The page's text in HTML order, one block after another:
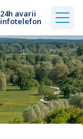
24h avarii
infotelefon